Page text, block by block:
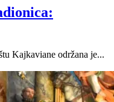
Kajkaviane održana je...